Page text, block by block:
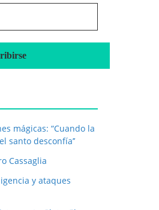
r
mágicas: “Cuando la
santo desconfía’’
Cassaglia
y ataques